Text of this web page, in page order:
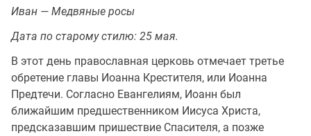
Иван — Медвяные росы
Дата по старому стилю: 25 мая.
В этот день православная церковь отмечает третье
обретение главы Иоанна Крестителя, или Иоанна
Предтечи. Согласно Евангелиям, Иоанн был
ближайшим предшественником Иисуса Христа,
предсказавшим пришествие Спасителя, а позже